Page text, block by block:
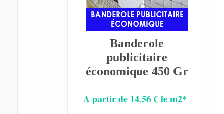
Banderole
publicitaire
économique 450 Gr
A partir de 14,56 € le m2*